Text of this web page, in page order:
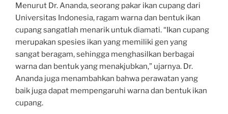
Menurut Dr. Ananda, seorang pakar ikan cupang dari
Universitas Indonesia, ragam warna dan bentuk ikan
cupang sangatlah menarik untuk diamati. “Ikan cupang
merupakan spesies ikan yang memiliki gen yang
sangat beragam, sehingga menghasilkan berbagai
warna dan bentuk yang menakjubkan,” ujarnya. Dr.
Ananda juga menambahkan bahwa perawatan yang
baik juga dapat mempengaruhi warna dan bentuk ikan
cupang.